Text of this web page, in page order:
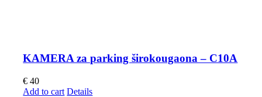
KAMERA za parking širokougaona – C10A
€ 40
Add to cart Details